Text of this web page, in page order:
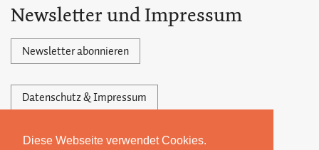
Diese Webseite verwendet Cookies.
Newsletter und Impressum
Newsletter abonnieren
Datenschutz & Impressum